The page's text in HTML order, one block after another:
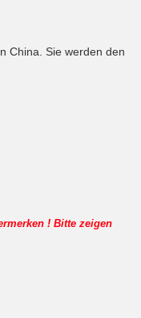
China. Sie werden den
! Bitte zeigen